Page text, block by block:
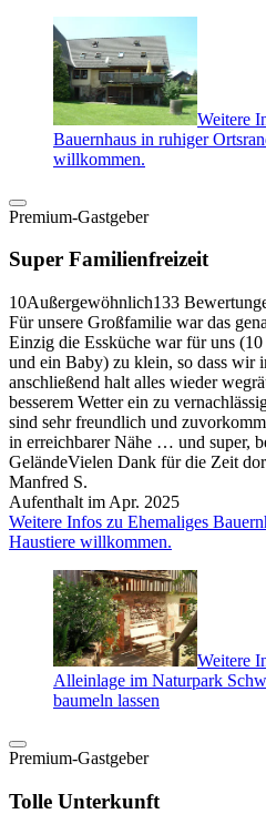
Weitere
Bauernhaus in ruhiger
willkommen.
Premium-Gastgeber
Super Familienfreizeit
10Außergewöhnlich133
Für unsere Großfamilie war das
Einzig die Essküche war für uns
und ein Baby) zu klein, so dass wir
anschließend halt alles wieder
besserem Wetter ein zu
sind sehr freundlich und
in erreichbarer Nähe … und super,
GeländeVielen Dank für die Zeit
Manfred S.
Aufenthalt im Apr. 2025
Weitere Infos zu Ehemaliges
Haustiere willkommen.
Weitere
Alleinlage im Naturpark
baumeln lassen
Premium-Gastgeber
Tolle Unterkunft